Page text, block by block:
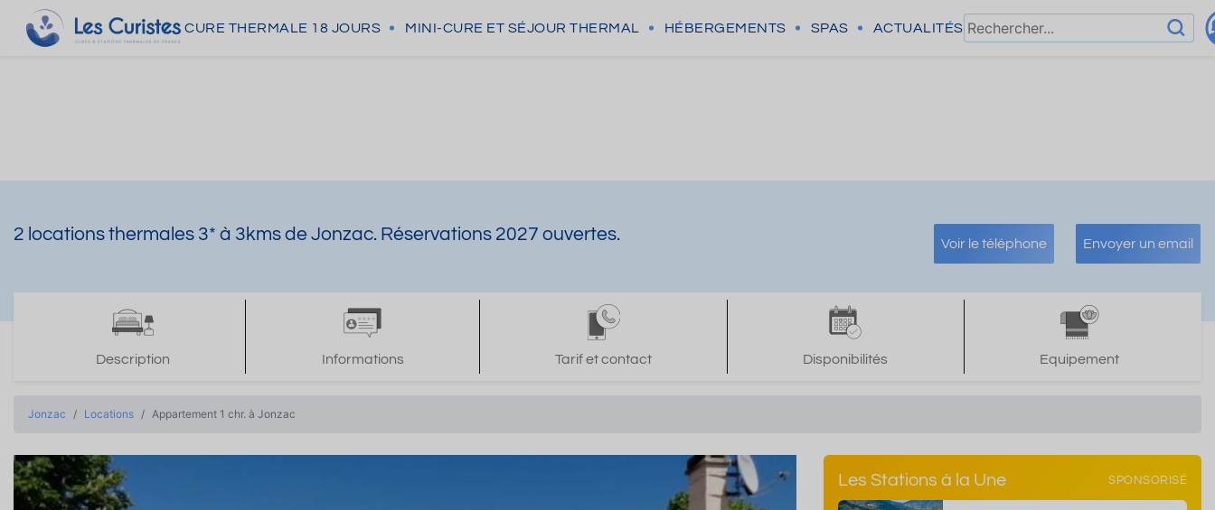
CURE THERMALE 18 JOURS MINI-CURE ET SÉJOUR THERMAL HÉBERGEMENTS SPAS ACTUALITÉS
2 locations thermales 3* à 3kms de Jonzac. Réservations 2027 ouvertes. Voir le téléphone Envoyer un email
Description Informations Tarif et contact Disponibilités Equipement
Jonzac Locations Appartement 1 chr. à Jonzac
Les Stations à la Une SPONSORISÉ